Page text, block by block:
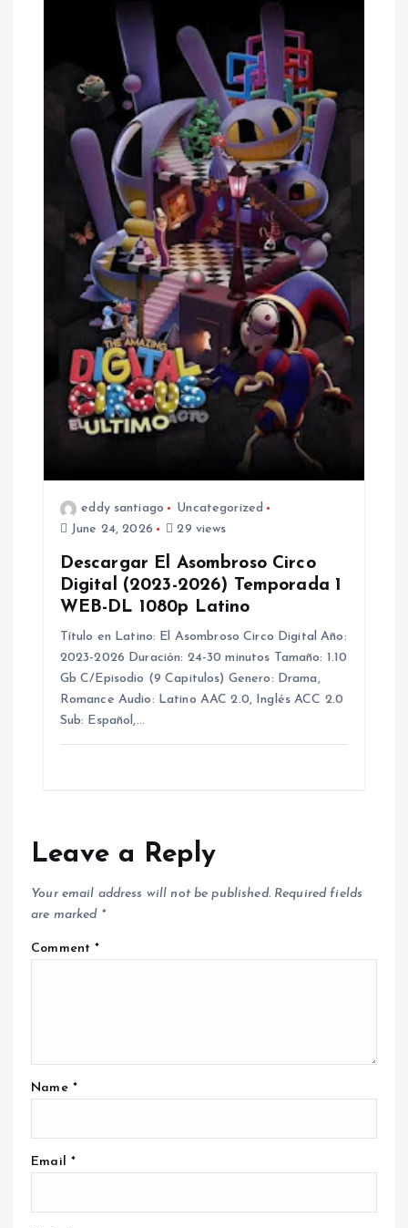
eddy santiago
Uncategorized
June 24, 2026
29 views
Descargar El Asombroso Circo
Digital (2023-2026) Temporada 1
WEB-DL 1080p Latino
Título en Latino: El Asombroso Circo Digital Año:
2023-2026 Duración: 24-30 minutos Tamaño: 1.10
Gb C/Episodio (9 Capitulos) Genero: Drama,
Romance Audio: Latino AAC 2.0, Inglés ACC 2.0
Sub: Español,…
Leave a Reply
Your email address will not be published. Required fields
are marked *
Comment*
Name *
Email *